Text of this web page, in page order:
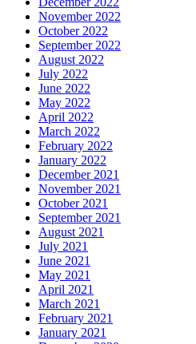
November 2022
October 2022
September 2022
August 2022
July 2022
June 2022
May 2022
April 2022
March 2022
February 2022
January 2022
December 2021
November 2021
October 2021
September 2021
August 2021
July 2021
June 2021
May 2021
April 2021
March 2021
February 2021
January 2021